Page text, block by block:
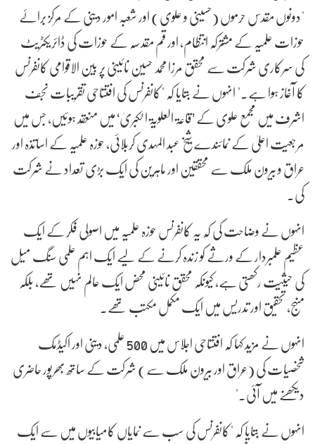
"دونوں مقدس حرموں (حسینی و علوی) اور شعبہ امور دینی کے مرکز برائے
حوزات علمیہ کے مشترکہ انتظام، اور قم مقدسہ کے حوزات کی ڈائریکٹریٹ
کی سرکاری شرکت سے محقق مرزا محمد حسین نائینی پر بین الاقوامی کانفرنس
کا آغاز ہوا ہے۔" انہوں نے بتایا کہ "کانفرنس کی افتتاحی تقریبات نجف
اشرف میں مجمع علوی کے ’قاعۃ العلویۃ الکبریٰ‘ میں منعقد ہوئیں، جس میں
مرجعیت اعلیٰ کے نمائندے شیخ عبد المہدی کربلائی، حوزہ علمیہ کے اساتذہ اور
عراق و بیرون ملک سے محققین اور ماہرین کی ایک بڑی تعداد نے شرکت
کی۔
انہوں نے وضاحت کی کہ یہ کانفرنس حوزہ علمیہ میں اصولی فکر کے ایک
عظیم علمبردار کے ورثے کو زندہ کرنے کے لیے ایک اہم علمی سنگ میل
کی حیثیت رکھتی ہے، کیونکہ محقق نائینی محض ایک عالم نہیں تھے، بلکہ
منہج، تحقیق اور تدریس میں ایک مکمل مکتب تھے۔
انہوں نے مزید کہا کہ افتتاحی اجلاس میں 500 علمی، دینی اور اکیڈمک
شخصیات کی (عراق اور بیرون ملک سے) شرکت کے ساتھ بھرپور حاضری
دیکھنے میں آئی۔"
انہوں نے بتایا کہ "کانفرنس کی سب سے نمایاں کامیابیوں میں سے ایک